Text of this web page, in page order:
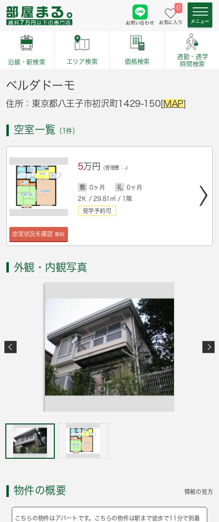
お問い合わせ
0
お気に入り
沿線・駅検索 エリア検索 価格検索
通勤・通学
時間検索
ベルダドーモ
住所：東京都八王子市初沢町1429-150[MAP]
空室一覧 （1件）
空室状況を確認 無料
5万円 (管理費：-)
敷 0ヶ月 礼
0ヶ月
2Ｋ / 29.81㎡ / 1階
見学予約可
外観・内観写真
物件の概要 情報の見方
こちらの物件はアパートです。こちらの物件は駅まで徒歩で11分で到着